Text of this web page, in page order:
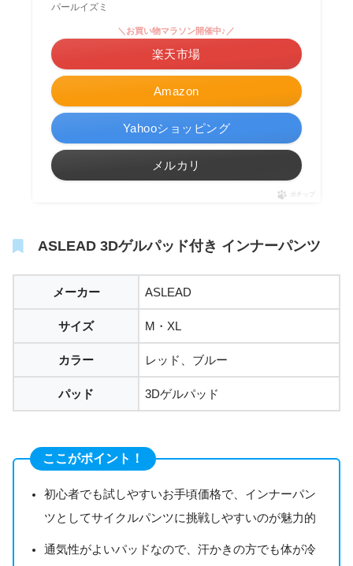
パールイズミ
Amazon
＼お買い物マラソン開催中♪／
楽天市場
Yahooショッピング
メルカリ
ポチップ
ASLEAD 3Dゲルパッド付き インナーパンツ
メーカー ASLEAD
サイズ M・XL
カラー レッド、ブルー
パッド 3Dゲルパッド
ここがポイント！
初心者でも試しやすいお手頃価格で、インナーパン
ツとしてサイクルパンツに挑戦しやすいのが魅力的
通気性がよいパッドなので、汗かきの方でも体が冷